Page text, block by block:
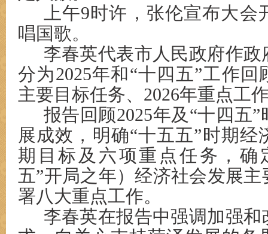
上午9时许，张伦宣布大会
唱国歌。
李春英代表市人民政府作
分为2025年和“十四五”工作回
主要目标任务、2026年重点工
报告回顾2025年及“十四五
展成效，明确“十五五”时期经
期目标及六项重点任务，确
五”开局之年）经济社会发展
署八大重点工作。
李春英在报告中强调加强